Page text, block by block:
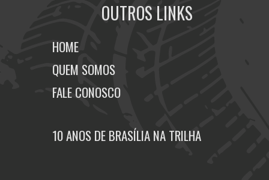
OUTROS LINKS
HOME
QUEM SOMOS
FALE CONOSCO
10 ANOS DE BRASÍLIA NA TRILHA